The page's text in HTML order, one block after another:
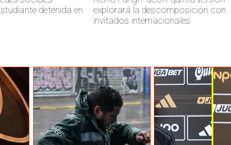
detenida en
explorará la descomposición con
invitados internacionales